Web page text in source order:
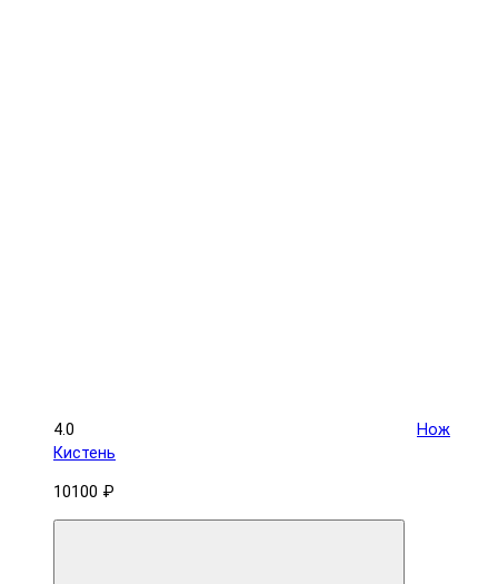
4.0
Нож
Кистень
10100 ₽